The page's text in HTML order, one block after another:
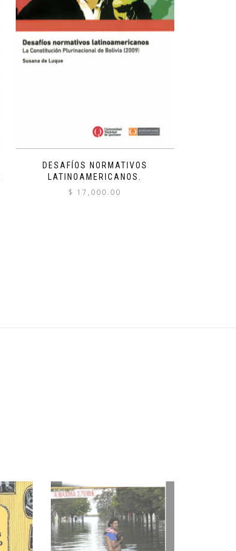
DESAFÍOS NORMATIVOS
LATINOAMERICANOS.
$ 17,000.00